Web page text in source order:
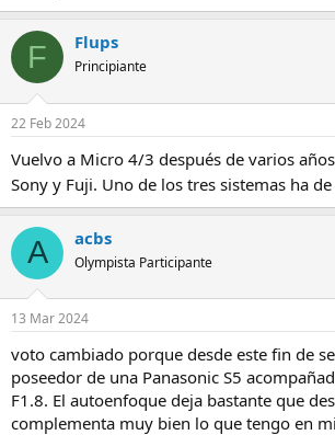
F Flups
Principiante
22 Feb 2024
Vuelvo a Micro 4/3 después de varios
Sony y Fuji. Uno de los tres sistemas ha
A acbs
Olympista Participante
13 Mar 2024
voto cambiado porque desde este fin de
poseedor de una Panasonic S5
F1.8. El autoenfoque deja bastante que
complementa muy bien lo que tengo en